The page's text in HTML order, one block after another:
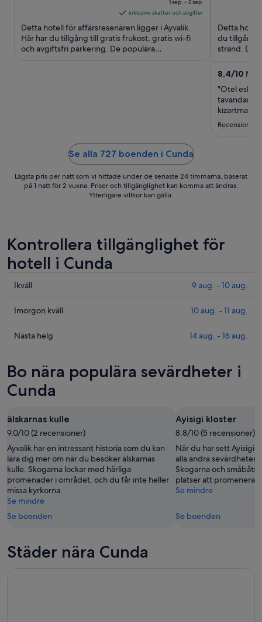
1 534 kr
per
natt
mellan
1 sep. – 2 sep.
inklusive skatter och avgifter
Detta hotell för affärsresenären ligger i Ayvalik.
Här har du tillgång till gratis frukost, gratis wi-fi
och avgiftsfri parkering. De populära
Detta hotell
du tillgång
strand. De
8,4/10
"Otel eski
tavandan
Diper
Recension
Se alla 727 boenden i Cunda
Lägsta pris per natt som vi hittade under de senaste 24 timmarna, baserat
på 1 natt för 2 vuxna. Priser och tillgänglighet kan komma att ändras.
Ytterligare villkor kan gälla.
Kontrollera tillgänglighet för
hotell i Cunda
Kolla
i
för
aug.
-
10
Ikväll 9 aug. - 10 aug.
Kolla
i
imorgon
natt,
10
-
11
aug.
Imorgon kväll 10 aug. - 11 aug.
Kolla
Cunda
inför
nästa
14
aug.
-
16
aug.
Nästa helg 14 aug. - 16 aug.
Bo nära populära sevärdheter i
Cunda
älskarnas kulle
9.0/10 (2 recensioner)
Ayvalik har en intressant historia som du kan
lära dig mer om när du besöker älskarnas
kulle. Skogarna lockar med härliga
promenader i området, och du får inte heller
missa kyrkorna.
Se mindre
Se boenden
Ayisigi kloster
8.8/10 (5 recensioner)
När du har sett Ayisigi
alla andra sevärdheter
Skogarna och
platser att promenera
Se mindre
Se boenden
Städer nära Cunda